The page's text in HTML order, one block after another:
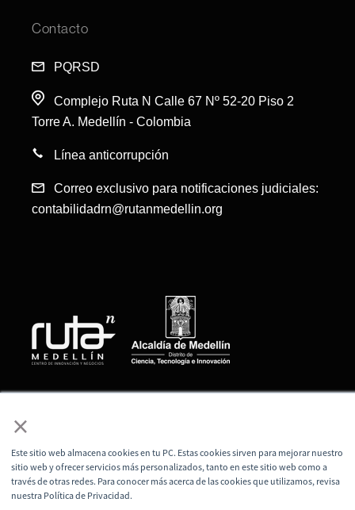
×
Este sitio web almacena cookies en tu PC. Estas cookies sirven para mejorar nuestro
sitio web y ofrecer servicios más personalizados, tanto en este sitio web como a
través de otras redes. Para conocer más acerca de las cookies que utilizamos, revisa
nuestra Política de Privacidad.
Open House
PQRSD
Contacto
PQRSD
Complejo Ruta N Calle 67 Nº 52-20 Piso 2
Torre A. Medellín - Colombia
Línea anticorrupción
Correo exclusivo para notificaciones judiciales:
contabilidadrn@rutanmedellin.org